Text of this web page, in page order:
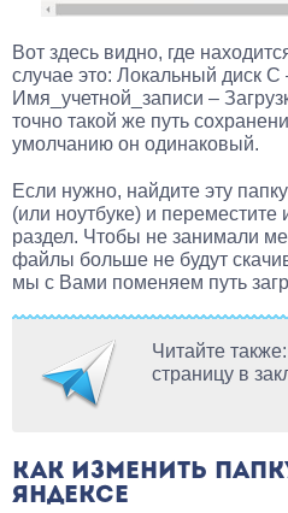
Вот здесь видно, где
случае это: Локальный диск
Имя_учетной_записи –
точно такой же путь
умолчанию он одинаковый.
Если нужно, найдите эту
(или ноутбуке) и
раздел. Чтобы не занимали
файлы больше не будут
мы с Вами поменяем путь
Читайте
страницу в
КАК ИЗМЕНИТЬ
ЯНДЕКСЕ